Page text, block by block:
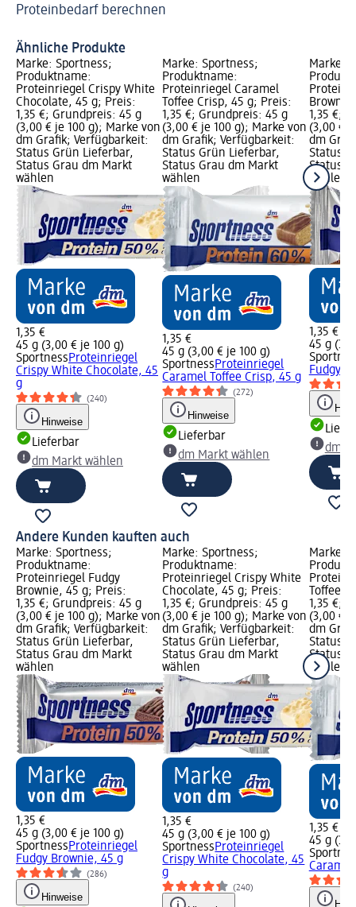
Proteinbedarf berechnen
Ähnliche Produkte
Marke: Sportness;
Produktname:
Proteinriegel Crispy White
Chocolate, 45 g; Preis:
1,35 €; Grundpreis: 45 g
(3,00 € je 100 g); Marke von
dm Grafik; Verfügbarkeit:
Status Grün Lieferbar,
Status Grau dm Markt
wählen
1,35 €
45 g (3,00 € je 100 g)
SportnessProteinriegel
Crispy White Chocolate, 45
g
(240)
Hinweise
Lieferbar
dm Markt wählen
Marke: Sportness;
Produktname:
Proteinriegel Caramel
Toffee Crisp, 45 g; Preis:
1,35 €; Grundpreis: 45 g
(3,00 € je 100 g); Marke von
dm Grafik; Verfügbarkeit:
Status Grün Lieferbar,
Status Grau dm Markt
wählen
1,35 €
45 g (3,00 € je 100 g)
SportnessProteinriegel
Caramel Toffee Crisp, 45 g
(272)
Hinweise
Lieferbar
dm Markt wählen
Marke:
1,35 €;
(3,00 €
dm
Status
Status
wählen
1,35 €
45 g
Fudgy
dm
Andere Kunden kauften auch
Marke: Sportness;
Produktname:
Proteinriegel Fudgy
Brownie, 45 g; Preis:
1,35 €; Grundpreis: 45 g
(3,00 € je 100 g); Marke von
dm Grafik; Verfügbarkeit:
Status Grün Lieferbar,
Status Grau dm Markt
wählen
1,35 €
45 g (3,00 € je 100 g)
SportnessProteinriegel
Fudgy Brownie, 45 g
(286)
Hinweise
Marke: Sportness;
Produktname:
Proteinriegel Crispy White
Chocolate, 45 g; Preis:
1,35 €; Grundpreis: 45 g
(3,00 € je 100 g); Marke von
dm Grafik; Verfügbarkeit:
Status Grün Lieferbar,
Status Grau dm Markt
wählen
1,35 €
45 g (3,00 € je 100 g)
SportnessProteinriegel
Crispy White Chocolate, 45
g
(240)
Marke:
Toffee
1,35 €;
(3,00 €
dm
Status
Status
wählen
1,35 €
45 g
Caramel